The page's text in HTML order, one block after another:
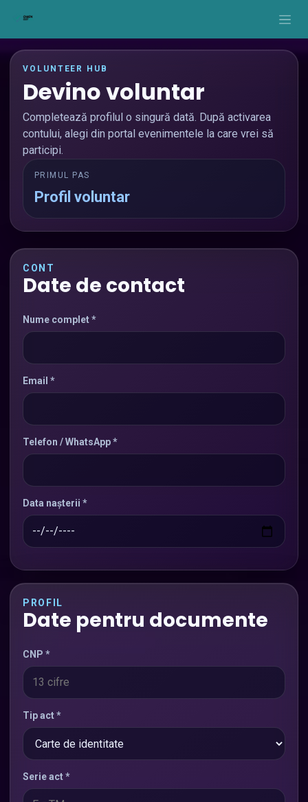
VOLUNTEER HUB
Devino voluntar
Completează profilul o singură dată. După activarea
contului, alegi din portal evenimentele la care vrei să
participi.
PRIMUL PAS
Profil voluntar
CONT
Date de contact
Nume complet *
Email *
Telefon / WhatsApp *
Data nașterii *
PROFIL
Date pentru documente
CNP *
Tip act *
Serie act *